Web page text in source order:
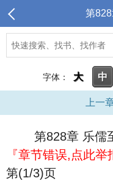
第
字体： 大 中
上一
第828章 乐儒
『章节错误,点此举
第(1/3)页